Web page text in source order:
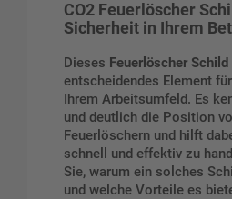
CO2 Feuerlöscher
Sicherheit in Ihrem
Dieses Feuerlöscher Schild
entscheidendes Element
Ihrem Arbeitsumfeld. Es
und deutlich die Position
Feuerlöschern und hilft
schnell und effektiv zu
Sie, warum ein solches
und welche Vorteile es